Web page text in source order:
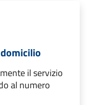
il servizio
al numero